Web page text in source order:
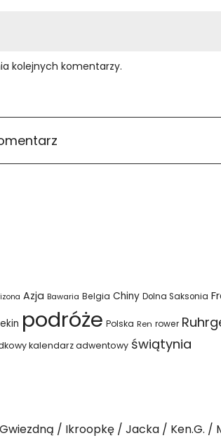
kolejnych komentarzy.
Azja Bawaria Belgia Chiny Dolna Saksonia
podróże Polska Ren rower
kalendarz adwentowy świątynia
Gwiezdną Ikroopkę Jacka Ken.G.